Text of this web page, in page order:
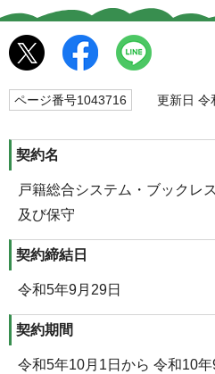
ページ番号1043716 更新日 令
契約名
戸籍総合システム・ブックレ
及び保守
契約締結日
令和5年9月29日
契約期間
令和5年10月1日から 令和10